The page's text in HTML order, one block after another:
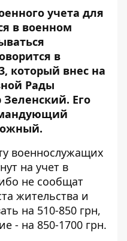
учета для
в военном
в
, который внес на
Рады
Его
военнослужащих
на учет в
не сообщат
жительства и
на 510-850 грн,
- на 850-1700 грн.